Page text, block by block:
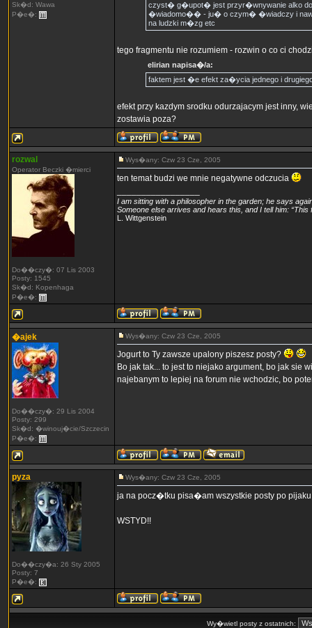
Sk�d: Wawa
P�e�:
czyst� g�upot� jest przyr�wnywanie alko
�wiadomo�� - ju� o czym� �wiadczy i
na ludzki m�zg etc
tego fragmentu nie rozumiem - rozwin o co ci
elirian napisa�/a:
faktem jest �e efekt za�ycia jednego i
efekt przy kazdym srodku odurzajacym jest inny,
zostawia poza?
rozwal
Operator Beczki �mierci
Do��czy�: 07 Lis 2003
Posty: 1545
Sk�d: Kopenhaga
P�e�:
Wys�any: Czw 23 Cze, 2005
ten temat budzi we mnie negatywne odczucia
I am sitting with a philosopher in the garden; he says
Someone else arrives and hears this, and I tell him:
L. Wittgenstein
�ajek
Do��czy�: 29 Lis 2004
Posty: 299
Sk�d: �winouj�cie/Szczecin
P�e�:
Wys�any: Czw 23 Cze, 2005
Jogurt to Ty zawsze upalony piszesz posty?
Bo jak tak... to jest to niejako argument, bo jak sie
najebanym to lepiej na forum nie wchodzic, bo
pyza
Do��czy�a: 26 Sty 2005
Posty: 7
P�e�:
Wys�any: Czw 23 Cze, 2005
ja na pocz�tku pisa�am wszystkie posty po
WSTYD!!
Wy�wietl posty z ostatnich: